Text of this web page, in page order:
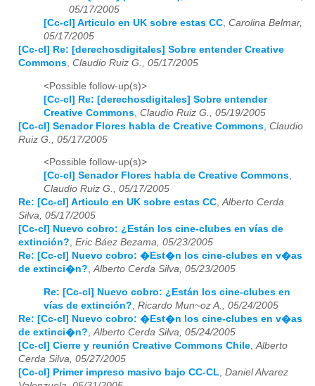
05/17/2005
[Cc-cl] Articulo en UK sobre estas CC, Carolina Belmar,
05/17/2005
[Cc-cl] Re: [derechosdigitales] Sobre entender Creative
Commons, Claudio Ruiz G., 05/17/2005
<Possible follow-up(s)>
[Cc-cl] Re: [derechosdigitales] Sobre entender
Creative Commons Claudio Ruiz G., 05/19/2005
[Cc-cl] Senador Flores habla de Creative Commons Claudio
Ruiz G., 05/17/2005
<Possible follow-up(s)>
[Cc-cl] Senador Flores habla de Creative Commons,
Claudio Ruiz G., 05/17/2005
Re: [Cc-cl] Articulo en UK sobre estas CC,Alberto Cerda
Silva, 05/17/2005
[Cc-cl] Nuevo cobro: ¿Están los cine-clubes en vías de
extinción?, Eric Báez Bezama, 05/23/2005
Re: [Cc-cl] Nuevo cobro: �Est�n los cine-clubes en v�as
de extinci�n?,Alberto Cerda Silva, 05/23/2005
Re: [Cc-cl] Nuevo cobro: ¿Están los cine-clubes en
vías de extinción?, Ricardo Mun~oz A., 05/24/2005
Re: [Cc-cl] Nuevo cobro: �Est�n los cine-clubes en v�as
de extinci�n?,Alberto Cerda Silva, 05/24/2005
[Cc-cl] Cierre y reunión Creative Commons Chile,Alberto
Cerda Silva, 05/27/2005
[Cc-cl] Primer impreso masivo bajo CC-CL, Daniel Alvarez